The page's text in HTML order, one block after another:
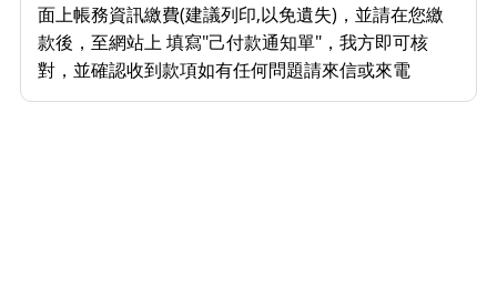
面上帳務資訊繳費(建議列印,以免遺失)，並請在您繳
款後，至網站上 填寫"己付款通知單"，我方即可核
對，並確認收到款項如有任何問題請來信或來電